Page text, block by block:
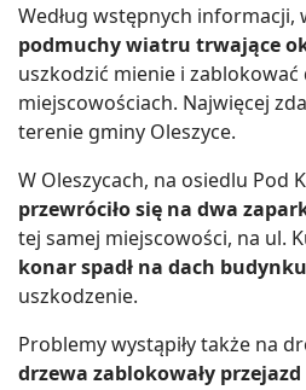
Według wstępnych informacji,
podmuchy wiatru trwające
uszkodzić mienie i
miejscowościach. Najwięcej
terenie gminy Oleszyce.
W Oleszycach, na osiedlu Pod
przewróciło się na dwa
tej samej miejscowości, na ul.
konar spadł na dach budynku
uszkodzenie.
Problemy wystąpiły także na
drzewa zablokowały